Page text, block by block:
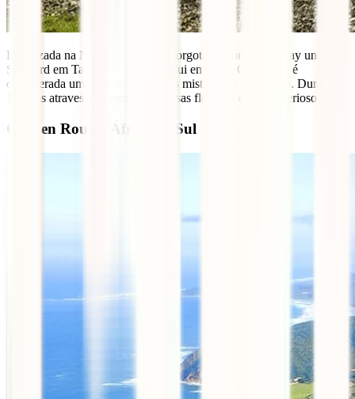
Localizada na Nova Zelândia, a Forgotten World Highway une
Stratford em Taranaki a Taumarunui em King Country, e é
considerada uma das estradas mais misteriosas do mundo. Durante
150kms atravessa montanhas, densas florestas e um misterioso túnel.
Garden Route | África do Sul